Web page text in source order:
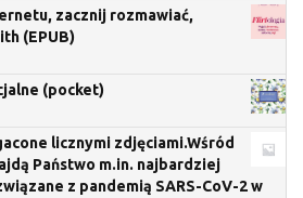
zacznij rozmawiać,
(EPUB)
(pocket)
licznymi zdjęciami.Wśród
Państwo m.in. najbardziej
z pandemią SARS-CoV-2 w